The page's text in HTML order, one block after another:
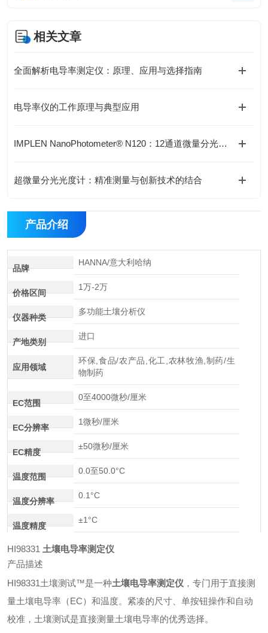
相关文章
全面解析电导率测定仪：原理、应用与选择指南
电导率仪的工作原理与典型应用
IMPLEN NanoPhotometer® N120：12通道微量分光检测助力核酸与蛋白分析提效
超微量分光光度计：精准测量与创新技术的结合
产品介绍
品牌
HANNA/意大利哈纳
价格区间
1万-2万
仪器种类
多功能土壤分析仪
产地类别
进口
应用领域
环保,食品/农产品,化工,农林牧渔,制药/生
物制药
EC范围
0至4000微秒/厘米
EC分辨率
1微秒/厘米
EC精度
±50微秒/厘米
温度范围
0.0至50.0°C
温度分辨率
0.1°C
温度精度
±1°C
HI98331 土壤电导率测定仪
产品描述
HI98331土壤测试™是一种土壤电导率测定仪 ，专门用于直接测
量土壤电导率（EC）和温度。紧凑的尺寸、单按钮操作和自动
校准，土壤测试是直接测量土壤电导率的优秀选择。